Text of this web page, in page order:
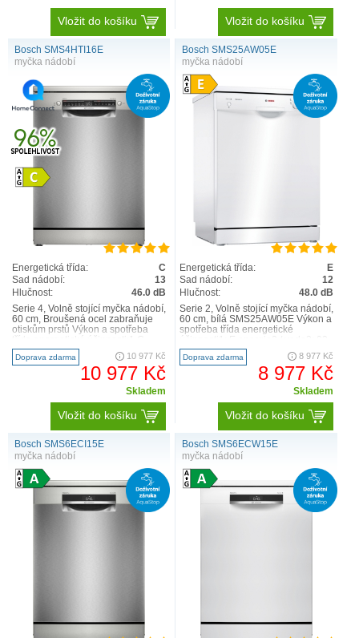
Vložit do košíku Vložit do košíku
Bosch SMS4HTI16E
myčka nádobí
Energetická třída:
C
Sad nádobí:
13
Hlučnost:
46.0 dB
Serie 4, Volně stojící myčka nádobí,
60 cm, Broušená ocel zabraňuje
otiskům prstů Výkon a spotřeba
energie2 / v..
Doprava zdarma 10 977 Kč
10 977 Kč
Skladem
Vložit do košíku
Bosch SMS25AW05E
myčka nádobí
Energetická třída:
E
Sad nádobí:
12
Hlučnost:
48.0 dB
Serie 2, Volně stojící myčka nádobí,
60 cm, bílá SMS25AW05E Výkon a
spotřeba třída energetické
kWh / 9.5 l ..
Doprava zdarma 8 977 Kč
8 977 Kč
Skladem
Vložit do košíku
Bosch SMS6ECI15E
myčka nádobí
Bosch SMS6ECW15E
myčka nádobí